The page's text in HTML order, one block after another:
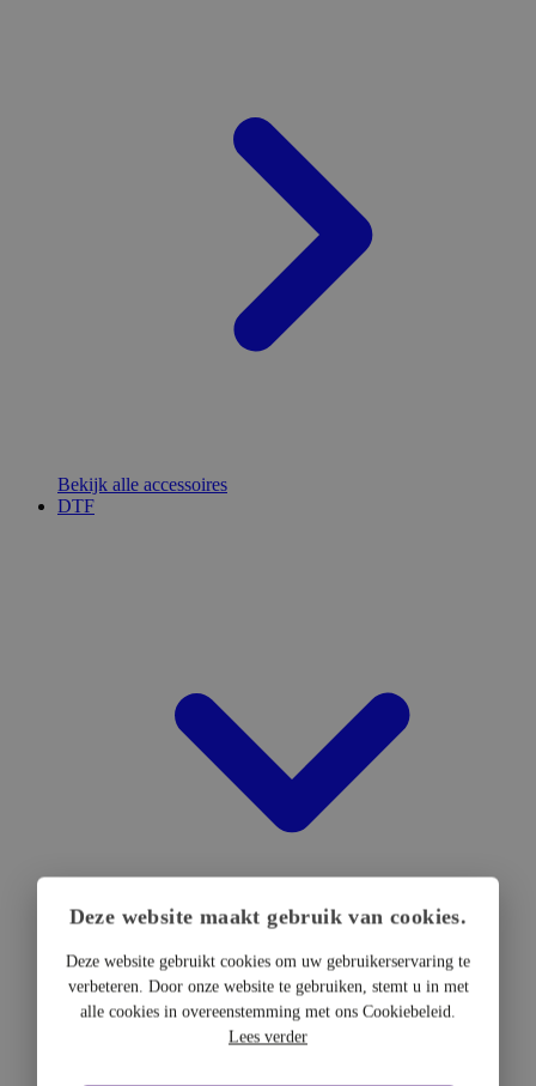
Bekijk alle accessoires
DTF
DTF Hardware
DTF Printers
Deze website maakt gebruik van cookies.
Deze website gebruikt cookies om uw gebruikerservaring te
verbeteren. Door onze website te gebruiken, stemt u in met
alle cookies in overeenstemming met ons Cookiebeleid.
Lees verder